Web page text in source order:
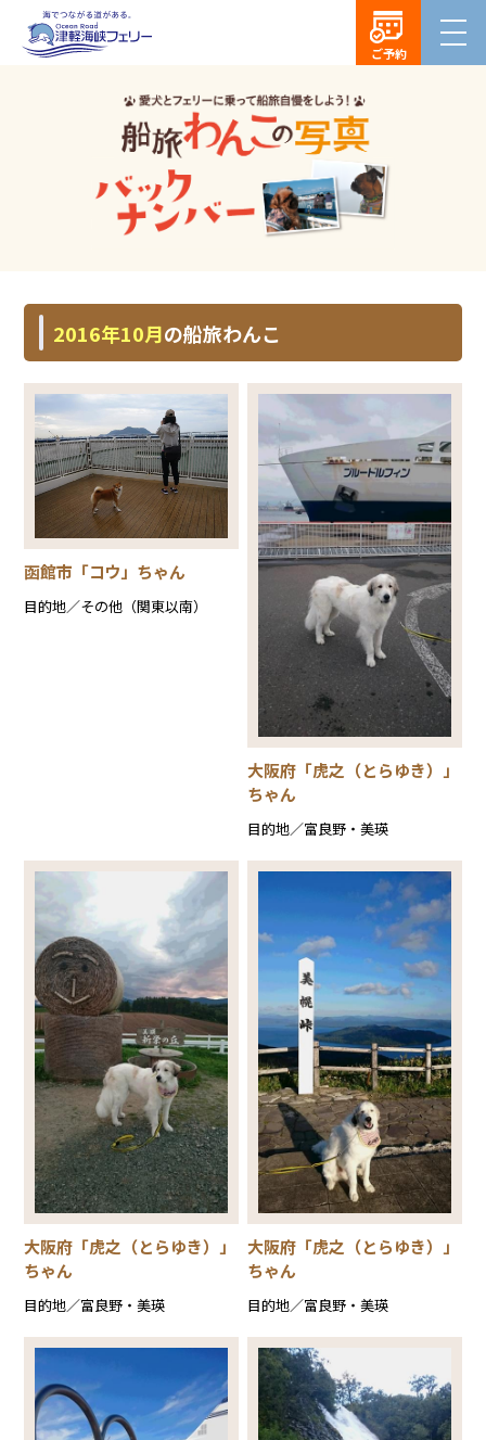
ご予約
2016年10月の船旅わんこ
函館市「コウ」ちゃん
目的地／その他（関東以南）
大阪府「虎之（とらゆき）」
ちゃん
目的地／富良野・美瑛
大阪府「虎之（とらゆき）」
ちゃん
目的地／富良野・美瑛
大阪府「虎之（とらゆき）」
ちゃん
目的地／富良野・美瑛